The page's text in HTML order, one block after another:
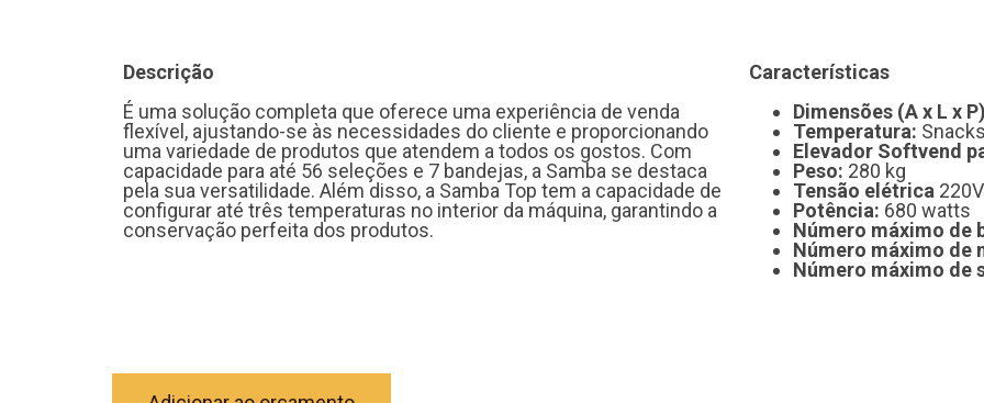
Descrição
É uma solução completa que oferece uma experiência de venda
flexível, ajustando-se às necessidades do cliente e proporcionando
uma variedade de produtos que atendem a todos os gostos. Com
capacidade para até 56 seleções e 7 bandejas, a Samba se destaca
pela sua versatilidade. Além disso, a Samba Top tem a capacidade de
configurar até três temperaturas no interior da máquina, garantindo a
conservação perfeita dos produtos.
Características
Dimensões (A x L x
Temperatura:
Elevador Softvend
Peso: 280 kg
Tensão elétrica
Potência: 680 watts
Número máximo de
Número máximo de
Número máximo de